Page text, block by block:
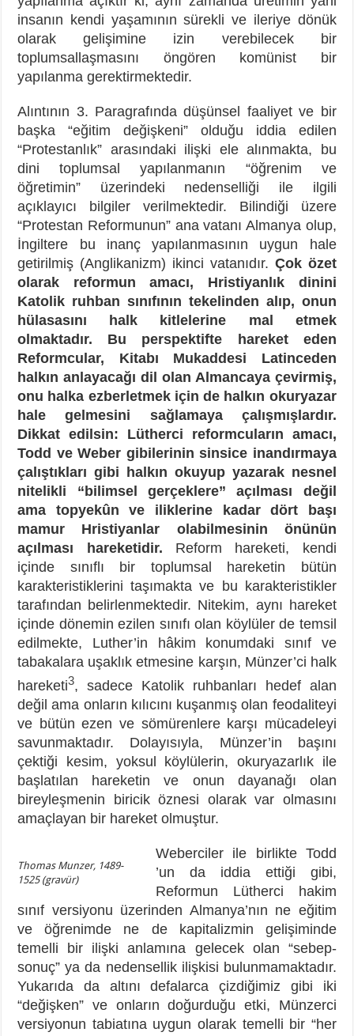
insanın kendi yaşamının sürekli ve ileriye dönük
olarak gelişimine izin verebilecek bir
toplumsallaşmasını öngören komünist bir
yapılanma gerektirmektedir.
Alıntının 3. Paragrafında düşünsel faaliyet ve bir
başka “eğitim değişkeni” olduğu iddia edilen
“Protestanlık” arasındaki ilişki ele alınmakta, bu
dini toplumsal yapılanmanın “öğrenim ve
öğretimin” üzerindeki nedenselliği ile ilgili
açıklayıcı bilgiler verilmektedir. Bilindiği üzere
“Protestan Reformunun” ana vatanı Almanya olup,
İngiltere bu inanç yapılanmasının uygun hale
getirilmiş (Anglikanizm) ikinci vatanıdır. Çok özet
olarak reformun amacı, Hristiyanlık dinini
Katolik ruhban sınıfının tekelinden alıp, onun
hülasasını halk kitlelerine mal etmek
olmaktadır. Bu perspektifte hareket eden
Reformcular, Kitabı Mukaddesi Latinceden
halkın anlayacağı dil olan Almancaya çevirmiş,
onu halka ezberletmek için de halkın okuryazar
hale gelmesini sağlamaya çalışmışlardır.
Dikkat edilsin: Lütherci reformcuların amacı,
Todd ve Weber gibilerinin sinsice inandırmaya
çalıştıkları gibi halkın okuyup yazarak nesnel
nitelikli “bilimsel gerçeklere” açılması değil
ama topyekûn ve iliklerine kadar dört başı
mamur Hristiyanlar olabilmesinin önünün
açılması hareketidir. Reform hareketi, kendi
içinde sınıflı bir toplumsal hareketin bütün
karakteristiklerini taşımakta ve bu karakteristikler
tarafından belirlenmektedir. Nitekim, aynı hareket
içinde dönemin ezilen sınıfı olan köylüler de temsil
edilmekte, Luther’in hâkim konumdaki sınıf ve
tabakalara uşaklık etmesine karşın, Münzer’ci halk
hareketi3, sadece Katolik ruhbanları hedef alan
değil ama onların kılıcını kuşanmış olan feodaliteyi
ve bütün ezen ve sömürenlere karşı mücadeleyi
savunmaktadır. Dolayısıyla, Münzer’in başını
çektiği kesim, yoksul köylülerin, okuryazarlık ile
başlatılan hareketin ve onun dayanağı olan
bireyleşmenin biricik öznesi olarak var olmasını
amaçlayan bir hareket olmuştur.
Thomas Munzer, 1489-
1525 (gravür)
Weberciler ile birlikte Todd
’un da iddia ettiği gibi,
Reformun Lütherci hakim
sınıf versiyonu üzerinden Almanya’nın ne eğitim
ve öğrenimde ne de kapitalizmin gelişiminde
temelli bir ilişki anlamına gelecek olan “sebep-
sonuç” ya da nedensellik ilişkisi bulunmamaktadır.
Yukarıda da altını defalarca çizdiğimiz gibi iki
“değişken” ve onların doğurduğu etki, Münzerci
versiyonun tabiatına uygun olarak temelli bir “her